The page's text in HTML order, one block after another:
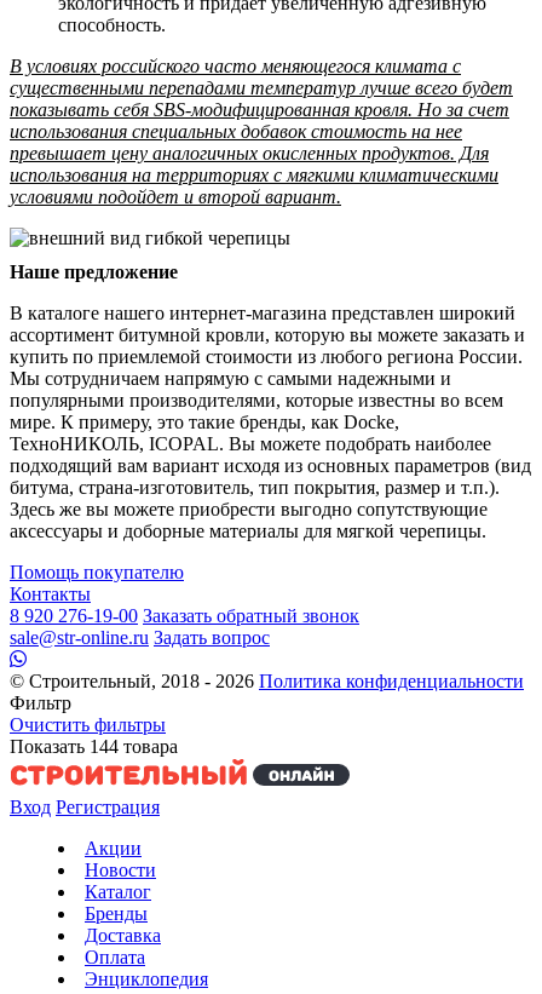
способность.
В условиях российского часто меняющегося климата с
существенными перепадами температур лучше всего будет
показывать себя SBS-модифицированная кровля. Но за счет
использования специальных добавок стоимость на нее
превышает цену аналогичных окисленных продуктов. Для
использования на территориях с мягкими климатическими
условиями подойдет и второй вариант.
Наше предложение
В каталоге нашего интернет-магазина представлен широкий
ассортимент битумной кровли, которую вы можете заказать и
купить по приемлемой стоимости из любого региона России.
Мы сотрудничаем напрямую с самыми надежными и
популярными производителями, которые известны во всем
мире. К примеру, это такие бренды, как Docke,
ТехноНИКОЛЬ, ICOPAL. Вы можете подобрать наиболее
подходящий вам вариант исходя из основных параметров (вид
битума, страна-изготовитель, тип покрытия, размер и т.п.).
Здесь же вы можете приобрести выгодно сопутствующие
аксессуары и доборные материалы для мягкой черепицы.
Помощь покупателю
Контакты
8 920 276-19-00 Заказать обратный звонок
sale@str-online.ru Задать вопрос
© Строительный, 2018 - 2026 Политика конфиденциальности
Фильтр
Очистить фильтры
Показать 144 товара
Вход Регистрация
Акции
Новости
Каталог
Бренды
Доставка
Оплата
Энциклопедия